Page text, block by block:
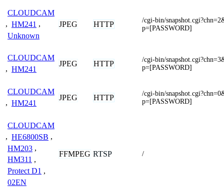
CLOUDCAM
, HM241 ,
Unknown
JPEG HTTP
/cgi-bin/
p=[PASSWORD]
CLOUDCAM
, HM241
JPEG HTTP
/cgi-bin/
p=[PASSWORD]
CLOUDCAM
, HM241
JPEG HTTP
/cgi-bin/
p=[PASSWORD]
CLOUDCAM
, HE6800SB ,
HM203 ,
HM311 ,
Protect D1 ,
02EN
FFMPEG RTSP /